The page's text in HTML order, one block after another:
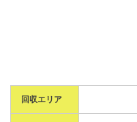
回収エリア